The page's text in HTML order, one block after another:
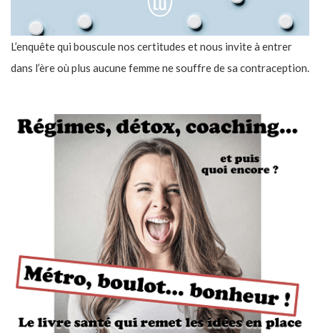
L’enquête qui bouscule nos certitudes et nous invite à entrer
dans l’ère où plus aucune femme ne souffre de sa contraception.